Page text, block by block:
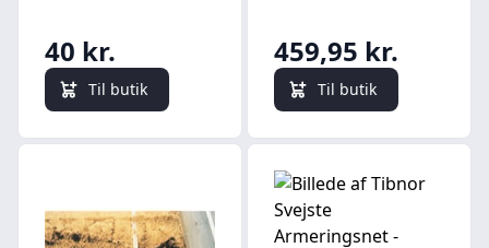
40 kr.
Til butik
459,95 kr.
Til butik